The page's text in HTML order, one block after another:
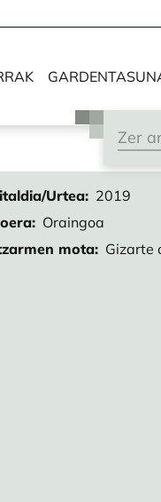
Urtea
2019
Oraingoa
mota
Gizarte